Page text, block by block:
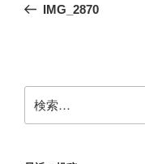
ナ
ー
シ
の
IMG_2870
索: